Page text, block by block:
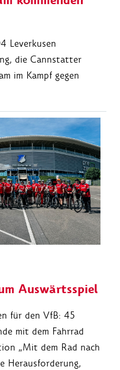
Leverkusen
die Cannstatter
im Kampf gegen
Auswärtsspiel
für den VfB: 45
mit dem Fahrrad
„Mit dem Rad nach
Herausforderung,